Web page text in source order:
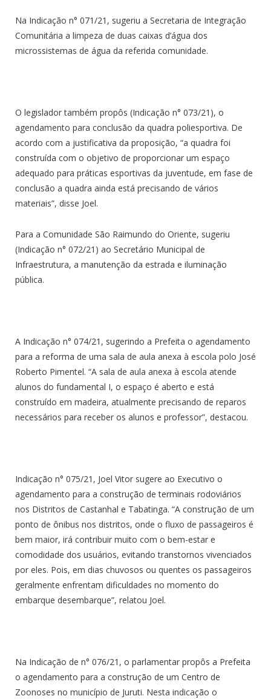
Na Indicação n° 071/21, sugeriu a Secretaria de Integração
Comunitária a limpeza de duas caixas d’água dos
microssistemas de água da referida comunidade.
O legislador também propôs (Indicação n° 073/21), o
agendamento para conclusão da quadra poliesportiva. De
acordo com a justificativa da proposição, “a quadra foi
construída com o objetivo de proporcionar um espaço
adequado para práticas esportivas da juventude, em fase de
conclusão a quadra ainda está precisando de vários
materiais”, disse Joel.
Para a Comunidade São Raimundo do Oriente, sugeriu
(Indicação n° 072/21) ao Secretário Municipal de
Infraestrutura, a manutenção da estrada e iluminação
pública.
A Indicação n° 074/21, sugerindo a Prefeita o agendamento
para a reforma de uma sala de aula anexa à escola polo José
Roberto Pimentel. “A sala de aula anexa à escola atende
alunos do fundamental I, o espaço é aberto e está
construído em madeira, atualmente precisando de reparos
necessários para receber os alunos e professor”, destacou.
Indicação n° 075/21, Joel Vitor sugere ao Executivo o
agendamento para a construção de terminais rodoviários
nos Distritos de Castanhal e Tabatinga. “A construção de um
ponto de ônibus nos distritos, onde o fluxo de passageiros é
bem maior, irá contribuir muito com o bem-estar e
comodidade dos usuários, evitando transtornos vivenciados
por eles. Pois, em dias chuvosos ou quentes os passageiros
geralmente enfrentam dificuldades no momento do
embarque desembarque”, relatou Joel.
Na Indicação de n° 076/21, o parlamentar propôs a Prefeita
o agendamento para a construção de um Centro de
Zoonoses no município de Juruti. Nesta indicação o